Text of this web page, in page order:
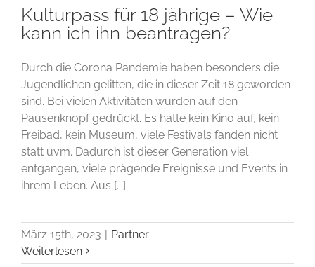
Kulturpass für 18 jährige – Wie
kann ich ihn beantragen?
Durch die Corona Pandemie haben besonders die
Jugendlichen gelitten, die in dieser Zeit 18 geworden
sind. Bei vielen Aktivitäten wurden auf den
Pausenknopf gedrückt. Es hatte kein Kino auf, kein
Freibad, kein Museum, viele Festivals fanden nicht
statt uvm. Dadurch ist dieser Generation viel
entgangen, viele prägende Ereignisse und Events in
ihrem Leben. Aus [...]
März 15th, 2023 | Partner
Weiterlesen